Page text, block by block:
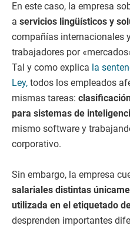
En este caso, la empresa
a servicios lingüísticos y
compañías internacionales
trabajadores por
Tal y como explica la
Ley, todos los empleados
mismas tareas:
para sistemas de
mismo software y
corporativo.
Sin embargo, la empresa
salariales distintas
utilizada en el etiquetado
desprenden importantes